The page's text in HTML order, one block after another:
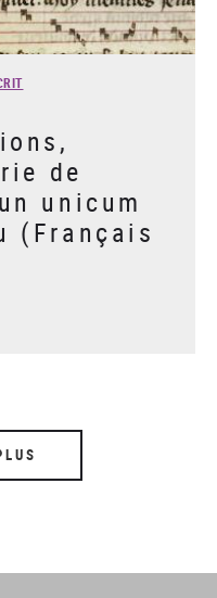
de
unicum
(Français